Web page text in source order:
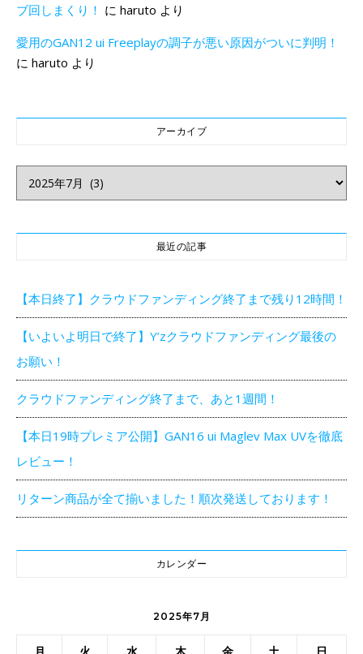
ブ回しまくり！ に haruto より
愛用のGAN12 ui Freeplayの調子が悪い原因がついに判明！
に haruto より
アーカイブ
最近の記事
【本日終了】クラウドファンディング終了まで残り12時間！
【いよいよ明日で終了】Y’zクラウドファンディング最後の
お願い！
クラウドファンディング終了まで、あと1週間！
【本日19時プレミア公開】GAN16 ui Maglev Max UVを徹底
レビュー！
リターン商品が全て揃いました！順次発送しております！
カレンダー
2025年7月